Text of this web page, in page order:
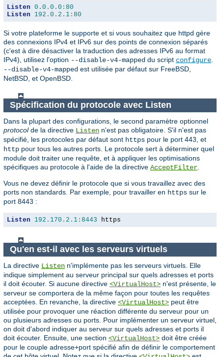
Listen 0.0 . 0.0 : 80
Listen
192.0 . 2.1 : 80
Si votre plateforme le supporte et si vous souhaitez que httpd gère
des connexions IPv4 et IPv6 sur des points de connexion séparés
(c'est à dire désactiver la traduction des adresses IPv6 au format
IPv4), utilisez l'option --disable-v4-mapped du script configure
--disable-v4-mapped est utilisée par défaut sur FreeBSD,
NetBSD, et OpenBSD.
Spécification du protocole avec Listen
Dans la plupart des configurations, le second paramètre optionnel
protocolde la directive Listen n'est pas obligatoire. S'il n'est pas
spécifié, les protocoles par défaut sont https pour le port 443, et
http pour tous les autres ports. Le protocole sert à déterminer quel
module doit traiter une requête, et à appliquer les optimisations
spécifiques au protocole à l'aide de la directive AcceptFilter
Vous ne devez définir le protocole que si vous travaillez avec des
ports non standards. Par exemple, pour travailler en https sur le
port 8443 :
Listen 192.170 . 2.1 : 8443 https
Qu'en est-il avec les serveurs virtuels
La directive Listen n'implémente pas les serveurs virtuels. Elle
indique simplement au serveur principal sur quels adresses et ports
il doit écouter. Si aucune directive <VirtualHost> n'est présente, le
serveur se comportera de la même façon pour toutes les requêtes
acceptées. En revanche, la directive <VirtualHost> peut être
utilisée pour provoquer une réaction différente du serveur pour un
ou plusieurs adresses ou ports. Pour implémenter un serveur virtuel,
on doit d'abord indiquer au serveur sur quels adresses et ports il
doit écouter. Ensuite, une section <VirtualHost> doit être créée
pour le couple adresse+port spécifié afin de définir le comportement